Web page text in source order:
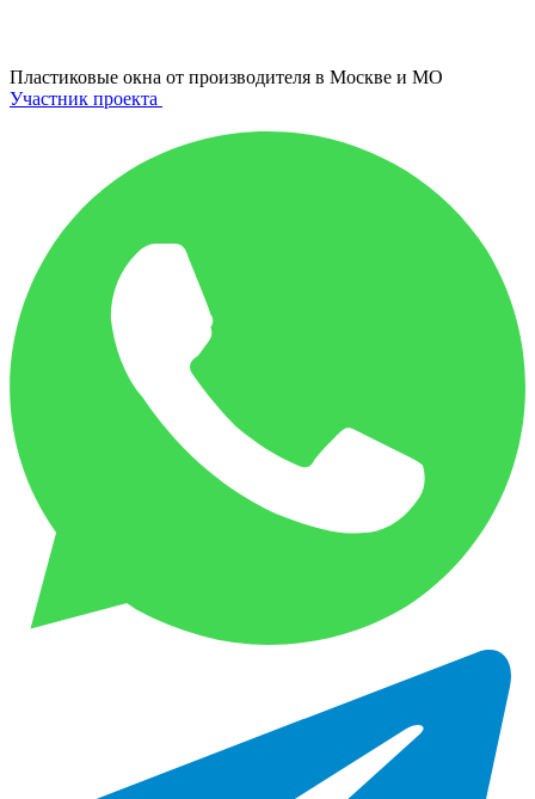
Пластиковые окна от производителя в Москве и МО
Участник проекта